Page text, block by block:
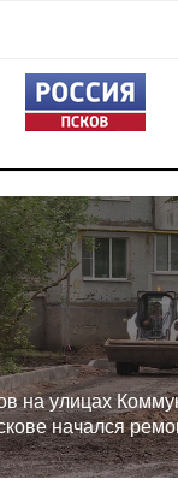
на улицах
начался